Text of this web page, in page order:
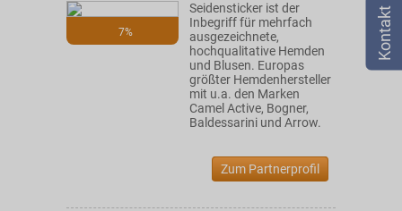
☎ 0800 - 279 25 82
7%
Seidensticker ist der
Inbegriff für mehrfach
ausgezeichnete,
hochqualitative Hemden
und Blusen. Europas
größter Hemdenhersteller
mit u.a. den Marken
Camel Active, Bogner,
Baldessarini und Arrow.
Zum Partnerprofil